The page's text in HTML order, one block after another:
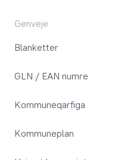
Genveje
Blanketter
GLN / EAN numre
Kommuneqarfiga
Kommuneplan